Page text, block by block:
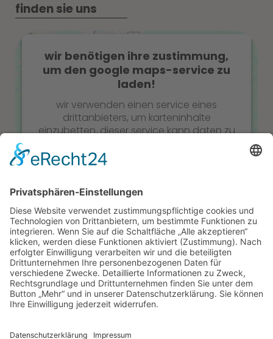
finden sie uns
wir benötigen ihre zustimmung,
um den google maps-service zu
laden!
wir verwenden einen service eines
drittanbieters, um karteninhalte
einzubetten. dieser service kann daten zu
die details durch und stimmen sie der
nutzung des service zu, um diese karte
Akzeptieren
powered byusercentrics consent
management platform&erecht24
zum recht
impressum